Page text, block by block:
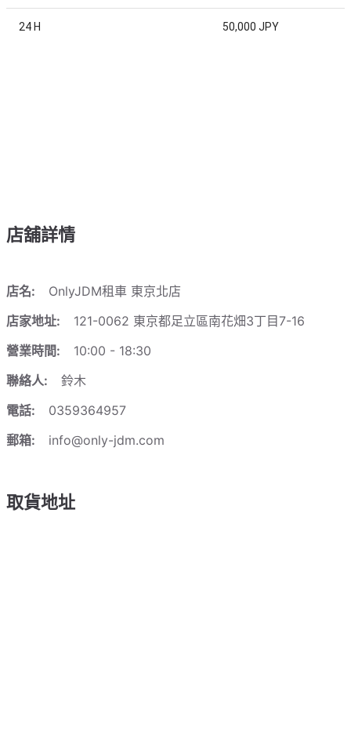
24 H 50,000 JPY
店舖詳情
店名:
OnlyJDM租車 東京北店
店家地址:
121-0062 東京都足立區南花畑3丁目7-16
營業時間:
10:00 - 18:30
聯絡人:
鈴木
電話:
0359364957
郵箱:
info@only-jdm.com
取貨地址